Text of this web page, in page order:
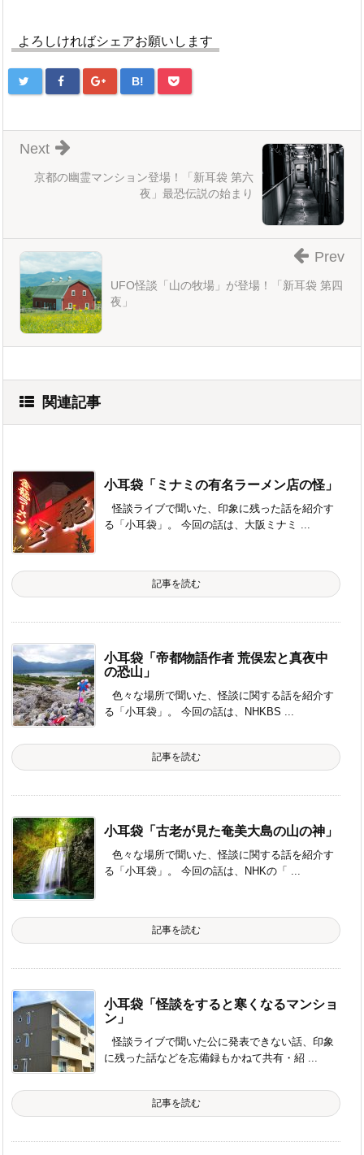
よろしければシェアお願いします
B!
京都の幽霊マンション登場！「新耳袋 第六
夜」最恐伝説の始まり
Next
UFO怪談「山の牧場」が登場！「新耳袋 第四
夜」
Prev
関連記事
小耳袋「ミナミの有名ラーメン店の怪」
怪談ライブで聞いた、印象に残った話を紹介す
る「小耳袋」。 今回の話は、大阪ミナミ ...
記事を読む
小耳袋「帝都物語作者 荒俣宏と真夜中
の恐山」
色々な場所で聞いた、怪談に関する話を紹介す
る「小耳袋」。 今回の話は、NHKBS ...
記事を読む
小耳袋「古老が見た奄美大島の山の神」
色々な場所で聞いた、怪談に関する話を紹介す
る「小耳袋」。 今回の話は、NHKの「 ...
記事を読む
小耳袋「怪談をすると寒くなるマンショ
ン」
怪談ライブで聞いた公に発表できない話、印象
に残った話などを忘備録もかねて共有・紹 ...
記事を読む